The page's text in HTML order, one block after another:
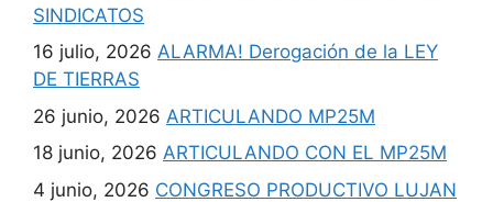
SINDICATOS
16 julio, 2026 ALARMA! Derogación de la LEY
DE TIERRAS
26 junio, 2026 ARTICULANDO MP25M
18 junio, 2026 ARTICULANDO CON EL MP25M
4 junio, 2026 CONGRESO PRODUCTIVO LUJAN